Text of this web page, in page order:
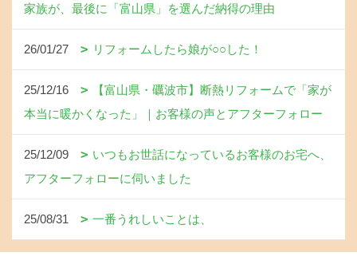
家族が、最後に「富山県」を選んだ納得の理由
26/01/27 リフォームしたら娘が○○した！
25/12/16
【富山県・礪波市】断熱リフォームで「家が
本当に暖かくなった」｜お客様の声とアフターフォロー
25/12/09
いつもお世話になっているお客様のお宅へ、
アフターフォローに伺いました
25/08/31 一番うれしいことは、